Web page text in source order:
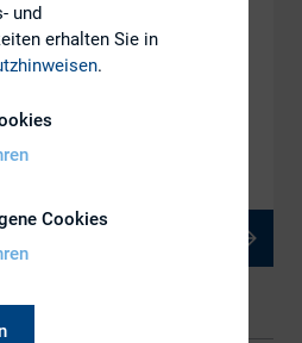
a sustainable future
und
erhalten Sie in
.
Cookies